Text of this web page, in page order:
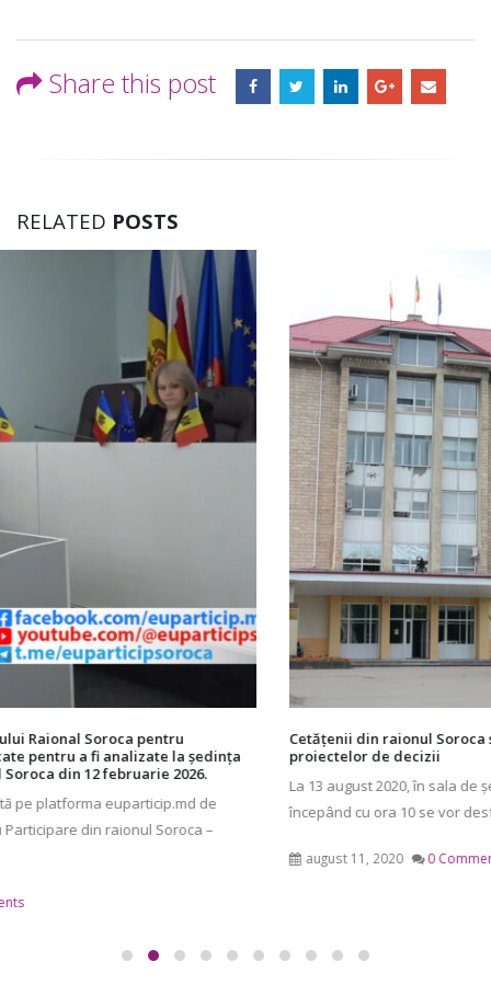
Share this post
RELATED POSTS
Cetățenii din raionul Soroca sunt invitați la Consultări publice ale
proiectelor de decizii
La 13 august 2020, în sala de ședințe a Consiliului Raional Soroca,
începând cu ora 10 se vor desfășura [...]